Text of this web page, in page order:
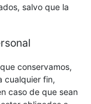
salvo que la
conservamos,
cualquier fin,
caso de que sean